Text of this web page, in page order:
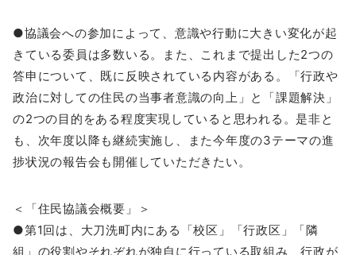
●協議会への参加によって、意識や行動に大きい変化が起
きている委員は多数いる。また、これまで提出した2つの
答申について、既に反映されている内容がある。「行政や
政治に対しての住民の当事者意識の向上」と「課題解決」
の2つの目的をある程度実現していると思われる。是非と
も、次年度以降も継続実施し、また今年度の3テーマの進
捗状況の報告会も開催していただきたい。
＜「住民協議会概要」＞
●第1回は、大刀洗町内にある「校区」「行政区」「隣
組」の役割やそれぞれが独自に行っている取組み、行政が